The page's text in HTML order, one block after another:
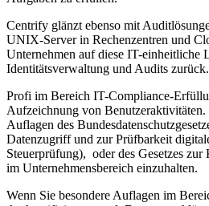
Centrify glänzt ebenso mit
UNIX-Server in Rechenzentren und
Unternehmen auf diese IT-einheitliche
Identitätsverwaltung und Audits zurück.
Profi im Bereich IT-Compliance-
Aufzeichnung von
Auflagen des
Datenzugriff und zur Prüfbarkeit
Steuerprüfung), oder des Gesetzes
im Unternehmensbereich einzuhalten.
Wenn Sie besondere Auflagen im